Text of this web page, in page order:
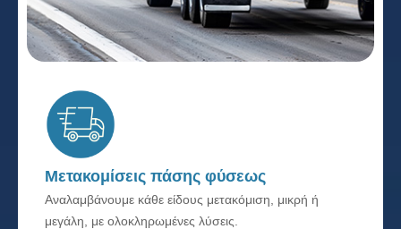
Μετακομίσεις πάσης φύσεως
Αναλαμβάνουμε κάθε είδους μετακόμιση, μικρή ή
μεγάλη, με ολοκληρωμένες λύσεις.